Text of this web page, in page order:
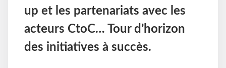
up et les partenariats avec les
acteurs CtoC… Tour d’horizon
des initiatives à succès.